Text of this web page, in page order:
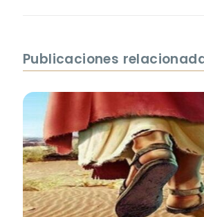
Publicaciones